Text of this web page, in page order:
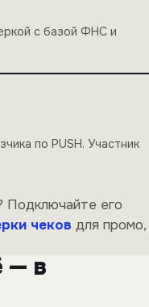
с базой ФНС и
по PUSH. Участник
Подключайте его
чеков для промо,
— в